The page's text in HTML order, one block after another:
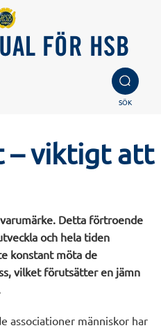
FÖR HSB
SÖK
– viktigt att
Detta förtroende
och hela tiden
konstant möta de
vilket förutsätter en jämn
associationer människor har